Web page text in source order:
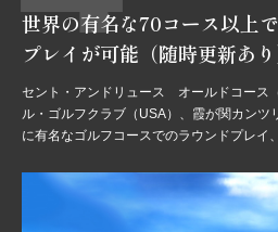
世界の有名な70コース以上
プレイが可能（随時更新あり
セント・アンドリュース オールドコース
ル・ゴルフクラブ（USA）、霞が関カンツ
に有名なゴルフコースでのラウンドプレイ